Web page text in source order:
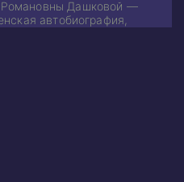
Романовны Дашковой —
автобиография,